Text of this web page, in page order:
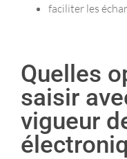
faciliter les
Quelles
saisir
vigueur